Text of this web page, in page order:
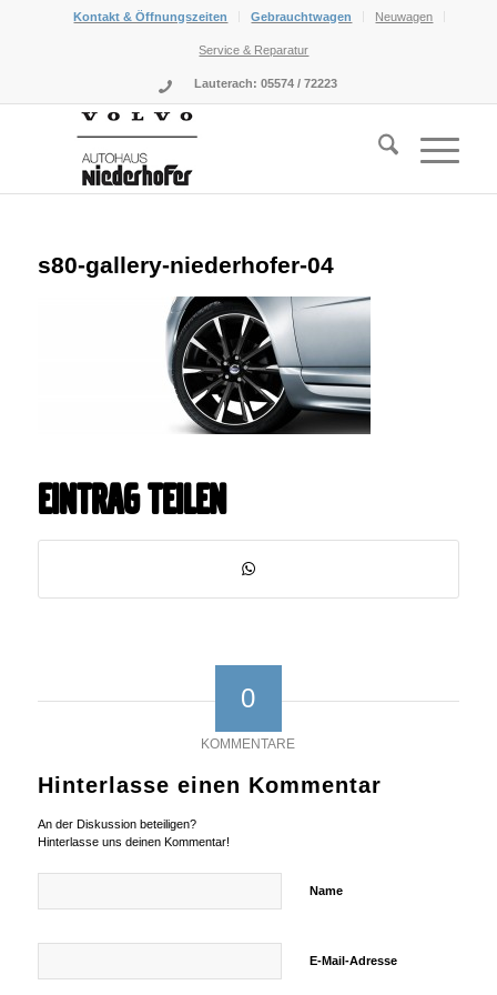
Kontakt & Öffnungszeiten Gebrauchtwagen Neuwagen
Service & Reparatur
Lauterach: 05574 / 72223
s80-gallery-niederhofer-04
Eintrag teilen
0
KOMMENTARE
Hinterlasse einen Kommentar
An der Diskussion beteiligen?
Hinterlasse uns deinen Kommentar!
Name
E-Mail-Adresse